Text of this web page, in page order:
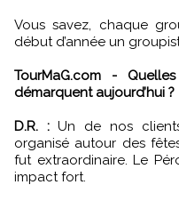
Vous savez, chaque
début d’année un
TourMaG.com -
démarquent aujourd’hui ?
D.R. :Un de nos
organisé autour des
fut extraordinaire. Le
impact fort.